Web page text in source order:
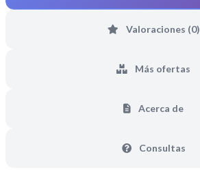
Valoraciones (0)
Más ofertas
Acerca de
Consultas